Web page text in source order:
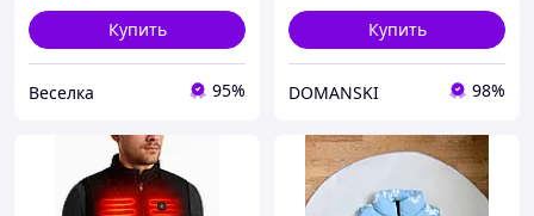
Купить
Веселка 95%
Купить
DOMANSKI 98%